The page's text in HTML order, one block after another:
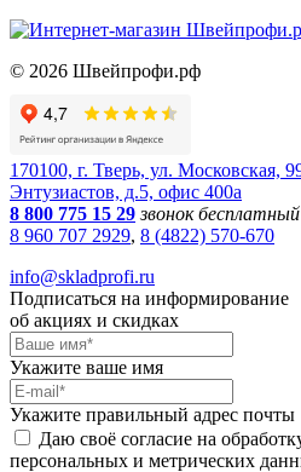
© 2026 Швейпрофи.рф
170100, г. Тверь, ул. Московская,
Энтузиастов, д.5, офис 400а
8 800 775 15 29 звонок бесплатный
8 960 707 2929, 8 (4822) 570-670
info@skladprofi.ru
Подписаться на информирование
об акциях и скидках
Укажите ваше имя
Укажите правильный адрес почты
Даю своё согласие на
персональных и метрических